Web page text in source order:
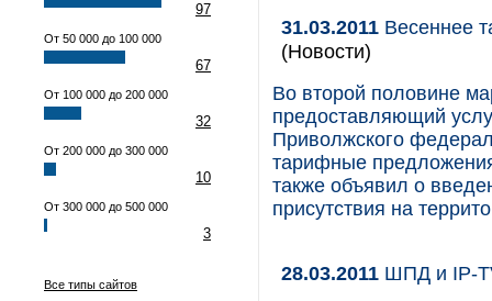
97
От 50 000 до 100 000
67
От 100 000 до 200 000
32
От 200 000 до 300 000
10
От 300 000 до 500 000
3
Все типы сайтов
31.03.2011 Весеннее
(Новости)
Во второй половине
предоставляющий
Приволжского
тарифные
также объявил о
присутствия на
28.03.2011 ШПД и IP-